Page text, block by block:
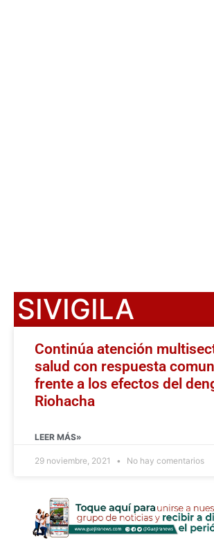
SIVIGILA
Continúa atención
salud con respuesta
frente a los efectos del
Riohacha
LEER MÁS»
29 noviembre, 2021 No hay comentarios